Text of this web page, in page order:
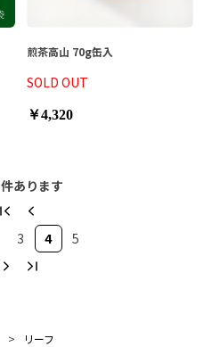
SOLD OUT
煎茶高山 70g缶入
￥4,320
件あります
3 4 5
> リーフ